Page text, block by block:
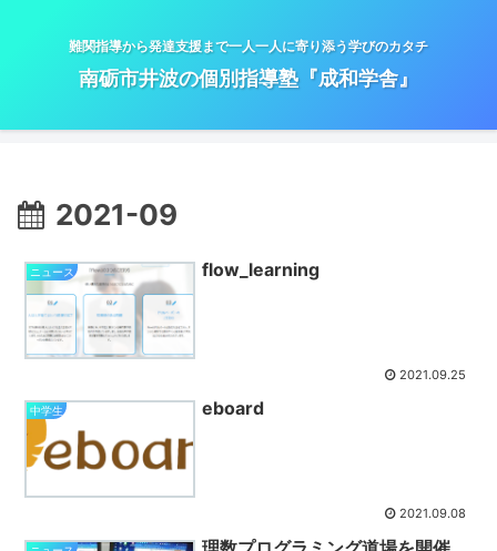
難関指導から発達支援まで一人一人に寄り添う学びのカタチ
南砺市井波の個別指導塾『成和学舎』
2021-09
ニュース flow_learning
2021.09.25
中学生 eboard
2021.09.08